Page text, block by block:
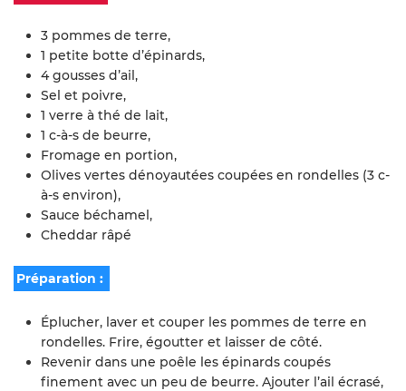
3 pommes de terre,
1 petite botte d’épinards,
4 gousses d’ail,
Sel et poivre,
1 verre à thé de lait,
1 c-à-s de beurre,
Fromage en portion,
Olives vertes dénoyautées coupées en rondelles (3 c-
à-s environ),
Sauce béchamel,
Cheddar râpé
Préparation :
Éplucher, laver et couper les pommes de terre en
rondelles. Frire, égoutter et laisser de côté.
Revenir dans une poêle les épinards coupés
finement avec un peu de beurre. Ajouter l’ail écrasé,